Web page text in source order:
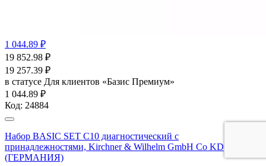
1 044.89 ₽
19 852.98 ₽
19 257.39 ₽
в статусе Для клиентов «Базис Премиум»
1 044.89 ₽
Код: 24884
Набор BASIC SET С10 диагностический с
принадлежностями, Kirchner & Wilhelm GmbH Co KD
(ГЕРМАНИЯ)